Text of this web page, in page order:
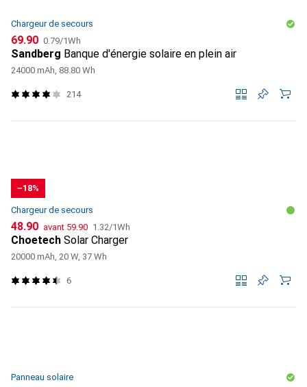
Chargeur de secours
CHF
69.90 CHF
0.79/1Wh
Sandberg Banque d'énergie solaire en plein air
24000 mAh, 88.80 Wh
214
−18%
Chargeur de secours
CHF
48.90 avant CHF
59.90 CHF
1.32/1Wh
Choetech Solar Charger
20000 mAh, 20 W, 37 Wh
6
Panneau solaire